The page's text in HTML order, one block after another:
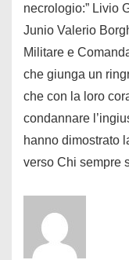
necrologio:” Livio
Junio Valerio
Militare e
che giunga un
che con la loro
condannare
hanno dimostrato
verso Chi sempre